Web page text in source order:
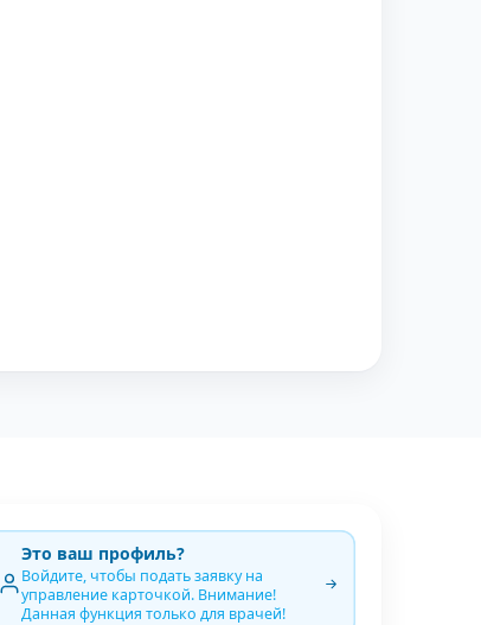
Это ваш профиль?
Войдите, чтобы подать заявку на
управление карточкой. Внимание!
Данная функция только для врачей!